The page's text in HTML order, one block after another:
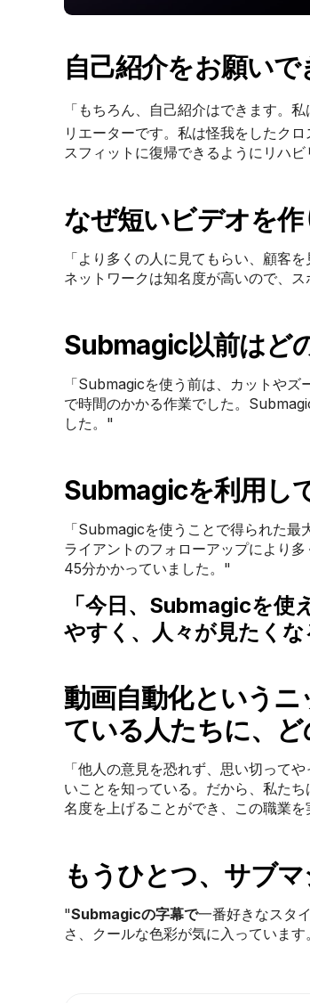
自己紹介をお願いで
「もちろん、自己紹介はできます。
リエーターです。私は怪我をしたク
スフィットに復帰できるようにリハ
なぜ短いビデオを
「より多くの人に見てもらい、顧客
ネットワークは知名度が高いので、
Submagic以前はど
「Submagicを使う前は、カットやズ
で時間のかかる作業でした。
した。"
Submagicを利用し
「Submagicを使うことで得られた
ライアントのフォローアップにより
45分かかっていました。"
「今日、Submagicを
やすく、人々が見たく
動画自動化という
ている人たちに、
「他人の意見を恐れず、思い切って
いことを知っている。だから、私た
名度を上げることができ、この職業
もうひとつ、サブ
"Submagicの字幕で一番好きなスタ
さ、クールな色彩が気に入っています